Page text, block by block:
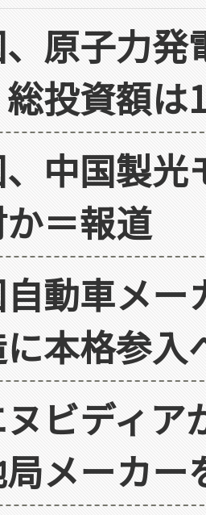
原子力
投資額は
中国製光
＝報道
動車メ
本格参入
ビディア
メーカー